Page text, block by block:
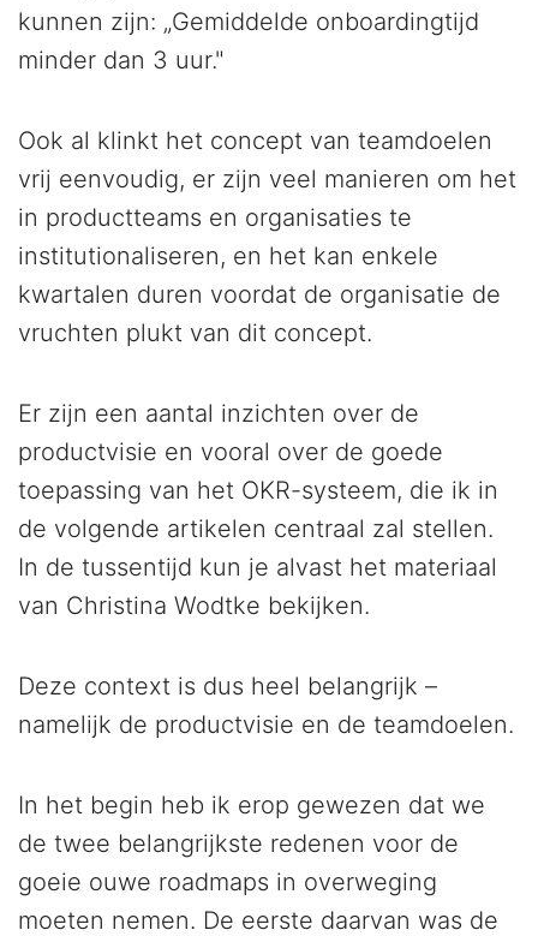
kunnen zijn: „Gemiddelde onboardingtijd
minder dan 3 uur."
Ook al klinkt het concept van teamdoelen
vrij eenvoudig, er zijn veel manieren om het
in productteams en organisaties te
institutionaliseren, en het kan enkele
kwartalen duren voordat de organisatie de
vruchten plukt van dit concept.
Er zijn een aantal inzichten over de
productvisie en vooral over de goede
toepassing van het OKR-systeem, die ik in
de volgende artikelen centraal zal stellen.
In de tussentijd kun je alvast het materiaal
van Christina Wodtke bekijken.
Deze context is dus heel belangrijk –
namelijk de productvisie en de teamdoelen.
In het begin heb ik erop gewezen dat we
de twee belangrijkste redenen voor de
goeie ouwe roadmaps in overweging
moeten nemen. De eerste daarvan was de